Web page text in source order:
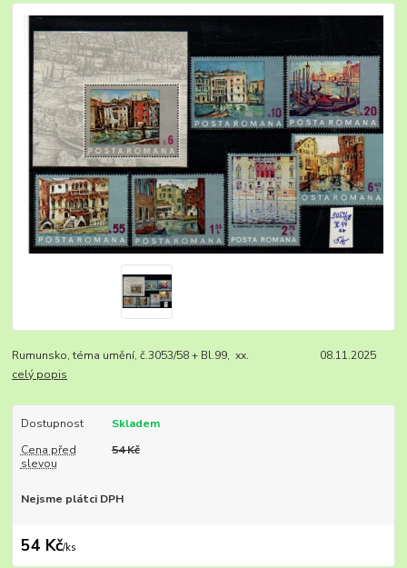
Rumunsko, téma umění, č.3053/58 + Bl.99, xx. 08.11.2025
celý popis
Dostupnost
Skladem
Cena před
slevou
54 Kč
Nejsme plátci DPH
54 Kč/ks